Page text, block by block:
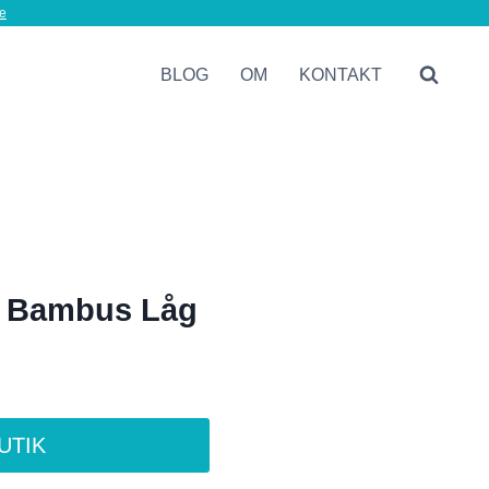
BLOG OM KONTAKT
Låg